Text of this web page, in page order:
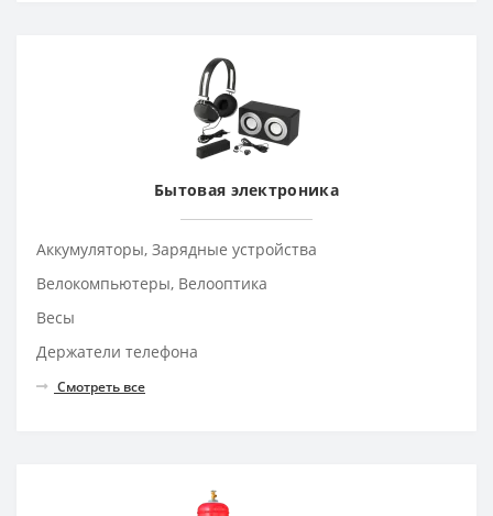
Бытовая электроника
Аккумуляторы, Зарядные устройства
Велокомпьютеры, Велооптика
Весы
Держатели телефона
Смотреть все